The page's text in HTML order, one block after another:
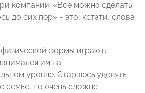
компании: «Все можно сделать
до сих пор» - это, кстати, слова
формы играю в
им на
уровне. Стараюсь уделять
семье, но очень сложно